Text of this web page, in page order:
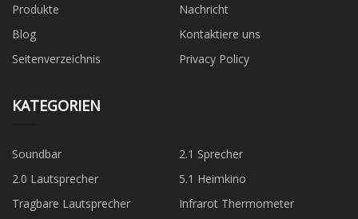
Produkte
Nachricht
Blog
Kontaktiere uns
Seitenverzeichnis
Privacy Policy
KATEGORIEN
Soundbar
2.1 Sprecher
2.0 Lautsprecher
5.1 Heimkino
Tragbare Lautsprecher
Infrarot Thermometer